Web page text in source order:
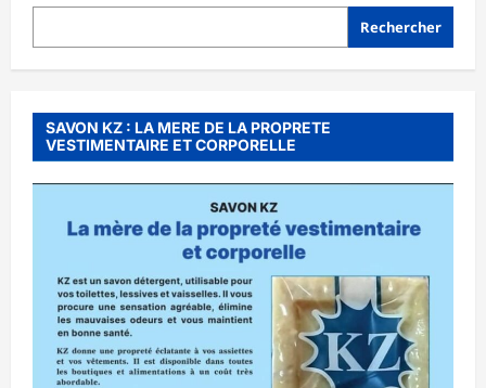
Rechercher
SAVON KZ : LA MERE DE LA PROPRETE
VESTIMENTAIRE ET CORPORELLE